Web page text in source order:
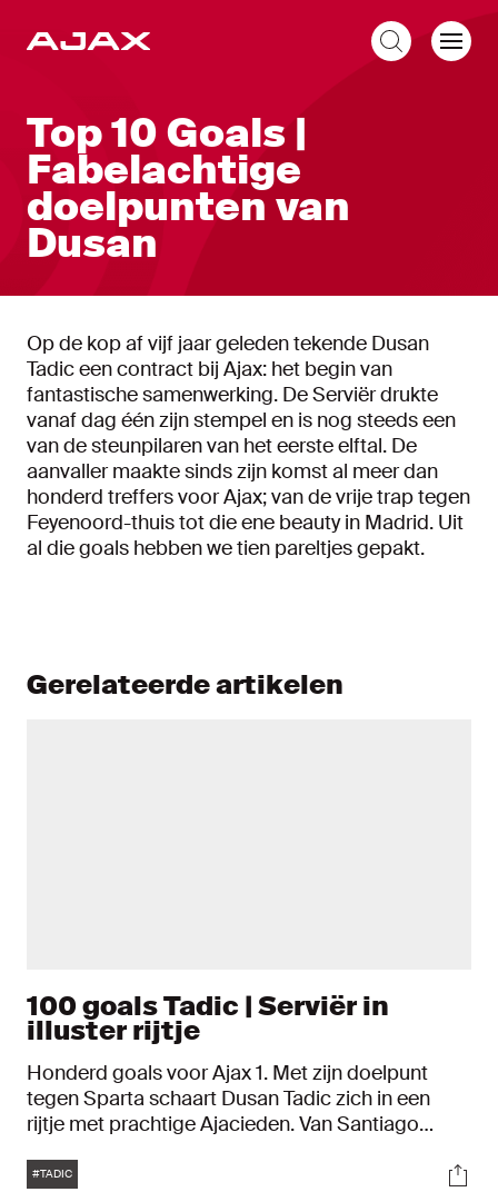
Top 10 Goals |
Fabelachtige
doelpunten van
Dusan
Op de kop af vijf jaar geleden tekende Dusan
Tadic een contract bij Ajax: het begin van
fantastische samenwerking. De Serviër drukte
vanaf dag één zijn stempel en is nog steeds een
van de steunpilaren van het eerste elftal. De
aanvaller maakte sinds zijn komst al meer dan
honderd treffers voor Ajax; van de vrije trap tegen
Feyenoord-thuis tot die ene beauty in Madrid. Uit
al die goals hebben we tien pareltjes gepakt.
Gerelateerde artikelen
100 goals Tadic | Serviër in
illuster rijtje
Honderd goals voor Ajax 1. Met zijn doelpunt
tegen Sparta schaart Dusan Tadic zich in een
rijtje met prachtige Ajacieden. Van Santiago
de Serviër maakte ze overal.
Tags
#TADIC